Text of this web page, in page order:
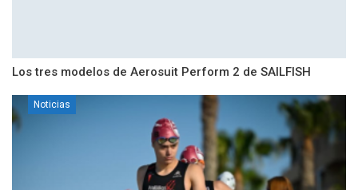
Los tres modelos de Aerosuit Perform 2 de SAILFISH
Noticias